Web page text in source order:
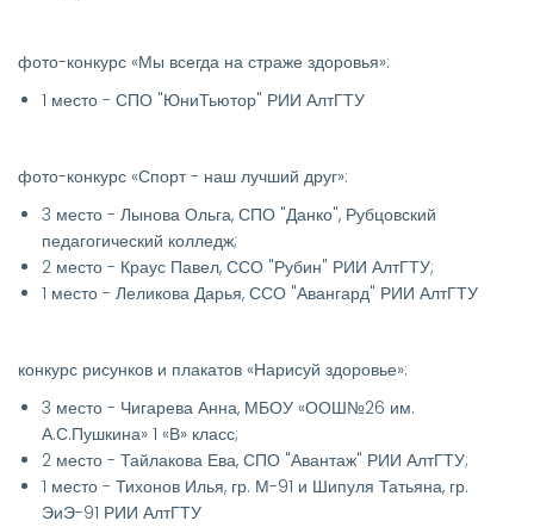
фото-конкурс «Мы всегда на страже здоровья»:
1 место - СПО "ЮниТьютор" РИИ АлтГТУ
фото-конкурс «Спорт - наш лучший друг»:
3 место - Лынова Ольга, СПО "Данко", Рубцовский
педагогический колледж;
2 место - Краус Павел, ССО "Рубин" РИИ АлтГТУ;
1 место - Леликова Дарья, ССО "Авангард" РИИ АлтГТУ
конкурс рисунков и плакатов «Нарисуй здоровье»:
3 место - Чигарева Анна, МБОУ «ООШ№26 им.
А.С.Пушкина» 1 «В» класс;
2 место - Тайлакова Ева, СПО "Авантаж" РИИ АлтГТУ;
1 место - Тихонов Илья, гр. М-91 и Шипуля Татьяна, гр.
ЭиЭ-91 РИИ АлтГТУ